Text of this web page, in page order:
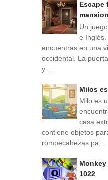
Escape
mansion
Un
e Inglés.
encuentras en una
occidental. La
y ...
Milos
Milo es
casa
contiene objetos
rompecabezas pa...
Monkey
1022